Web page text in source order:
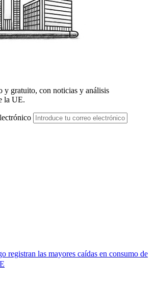
y gratuito, con noticias y análisis
la UE.
registran las mayores caídas en consumo de